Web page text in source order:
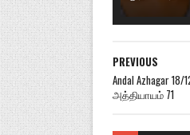
PREVIOUS
Andal Azhagar
அத்தியாயம் 71